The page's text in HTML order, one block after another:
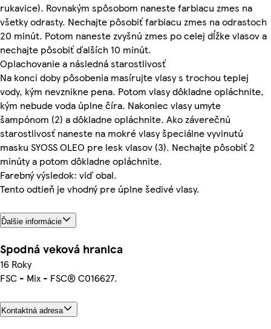
rukavice). Rovnakým spôsobom naneste farbiacu zmes na
všetky odrasty. Nechajte pôsobiť farbiacu zmes na odrastoch
20 minút. Potom naneste zvyšnú zmes po celej dĺžke vlasov a
nechajte pôsobiť ďalších 10 minút.
Oplachovanie a následná starostlivosť
Na konci doby pôsobenia masírujte vlasy s trochou teplej
vody, kým nevznikne pena. Potom vlasy dôkladne opláchnite,
kým nebude voda úplne číra. Nakoniec vlasy umyte
šampónom (2) a dôkladne opláchnite. Ako záverečnú
starostlivosť naneste na mokré vlasy špeciálne vyvinutú
masku SYOSS OLEO pre lesk vlasov (3). Nechajte pôsobiť 2
minúty a potom dôkladne opláchnite.
Farebný výsledok: viď obal.
Tento odtieň je vhodný pre úplne šedivé vlasy.
Ďalšie informácie
Spodná veková hranica
16 Roky
FSC - Mix - FSC® C016627.
Kontaktná adresa